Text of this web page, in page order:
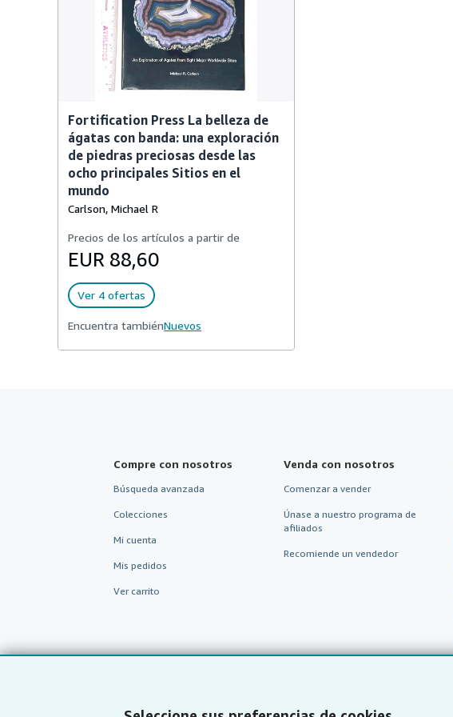
Fortification Press La belleza de
ágatas con banda: una exploración
de piedras preciosas desde las
ocho principales Sitios en el
mundo
Carlson, Michael R
Precios de los artículos a partir de
EUR 88,60
Ver 4 ofertas
Encuentra tambiénNuevos
Compre con nosotros
Búsqueda avanzada
Colecciones
Mi cuenta
Mis pedidos
Ver carrito
Venda con nosotros
Comenzar a vender
Únase a nuestro programa de
afiliados
Recomiende un vendedor